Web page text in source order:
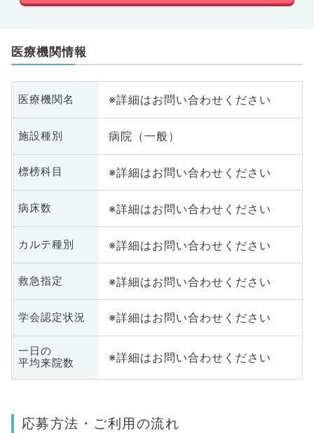
医療機関情報
医療機関名 ※詳細はお問い合わせください
施設種別 病院（一般）
標榜科目 ※詳細はお問い合わせください
病床数 ※詳細はお問い合わせください
カルテ種別 ※詳細はお問い合わせください
救急指定 ※詳細はお問い合わせください
学会認定状況 ※詳細はお問い合わせください
一日の
平均来院数
※詳細はお問い合わせください
応募方法・ご利用の流れ